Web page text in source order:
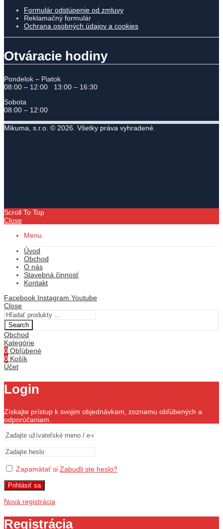
Formulár odstúpenie od zmluvy
Reklamačný formulár
Ochrana osobných údajov a cookies
Otváracie hodiny
Pondelok – Piatok
08:00 – 12:00 13:00 – 16:30
Sobota
08:00 – 12:00
Mikuma, s.r.o. © 2026. Všetky práva vyhradené.
Scroll To Top
Close
Menu
Úvod
Obchod
O nás
Stavebná činnosť
Kontakt
Facebook Instagram Youtube
Close
Search
Obchod
Kategórie
0 Obľúbené
0 Košík
Účet
Login
Získajte prístup k svojim objednávkam, zoznamu obľúbených a
odporúčaniam.
Zapamätať si Zabudli ste heslo?
Prihlásiť sa
Nová registrácia
Registrácia